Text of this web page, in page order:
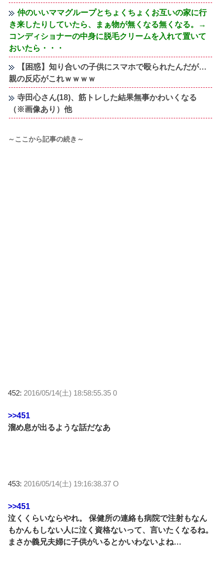
仲のいいママグループとちょくちょくお互いの家に行
き来したりしていたら、まぁ物が無くなる無くなる。→
コンディショナーの中身に脱毛クリームを入れて置いて
おいたら・・・
【困惑】知り合いの子供にスマホで殴られたんだが…
親の反応がこれｗｗｗｗ
寺田心さん(18)、筋トレした結果無事かわいくなる
（※画像あり）他
～ここから記事の続き～
452: 2016/05/14(土) 18:58:55.35 0
>>451
溜め息が出るような話だなあ
453: 2016/05/14(土) 19:16:38.37 O
>>451
泣くくらいならやれ。 保健所の連絡も病院で注射もなん
もかんもしない人に泣く資格ないって、言いたくなるね。
まさか義兄夫婦に子供がいるとかいわないよね…